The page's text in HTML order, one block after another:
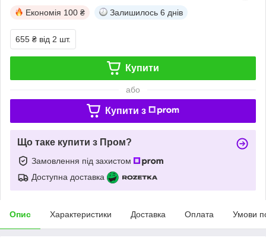
Економія 100 ₴ Залишилось 6 днів
655 ₴ від 2 шт.
Купити
або
Купити з
Що таке купити з Пром?
Замовлення під захистом
Доступна доставка
Опис Характеристики Доставка Оплата Умови